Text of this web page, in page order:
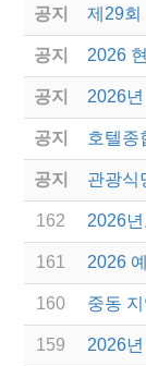
공지 제29회
공지 2026
공지 2026
공지 호텔종
공지 관광식
162 2026
161 2026
160 중동
159 2026